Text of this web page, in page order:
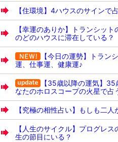
【住環境】4ハウスのサインで
【幸運のありか】トランシッ
のどのハウスに滞在している？
【今日の運勢】トラン
運、仕事運、健康運♪
【35歳以降の運気】
なたのホロスコープの火星で占
【究極の相性占い】もしも二
【人生のサイクル】プログレ
生の節目にいる？